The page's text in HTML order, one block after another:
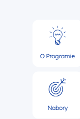
O Programie
Nabory